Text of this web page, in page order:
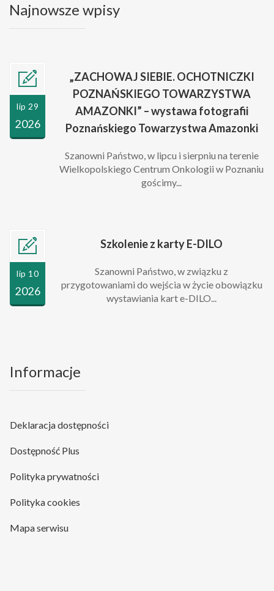
Najnowsze wpisy
lip 29
2026
„ZACHOWAJ SIEBIE. OCHOTNICZKI
POZNAŃSKIEGO TOWARZYSTWA
AMAZONKI” – wystawa fotografii
Poznańskiego Towarzystwa Amazonki
Szanowni Państwo, w lipcu i sierpniu na terenie
Wielkopolskiego Centrum Onkologii w Poznaniu
gościmy...
lip 10
2026
Szkolenie z karty E-DILO
Szanowni Państwo, w związku z
przygotowaniami do wejścia w życie obowiązku
wystawiania kart e-DILO...
Informacje
Deklaracja dostępności
Dostępność Plus
Polityka prywatności
Polityka cookies
Mapa serwisu